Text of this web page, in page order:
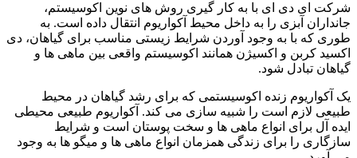
شرکت ای دی ای با به کار گیری روش های نوین اکوسیستم،
جانداران آبزی را به داخل محیط آکواریوم انتقال داده است. به
طوری که با به وجود آوردن شرایط زیستی مناسب برای گیاهان، دی
اکسید کربن و اکسیژن همانند اکوسیستم واقعی بین ماهی ها و
گیاهان تبادل شود.
یک آکواریوم زنده اکوسیستمی که برای رشد گیاهان در محیط
طبیعی لازم است را شبیه سازی می کند. آکواریوم طبیعی محیطی
ایده آل برای انواع ماهی ها و سخت پوستان است و شرایط
سازگاری را برای زندگی همزمان انواع ماهی ها و میگو ها به وجود